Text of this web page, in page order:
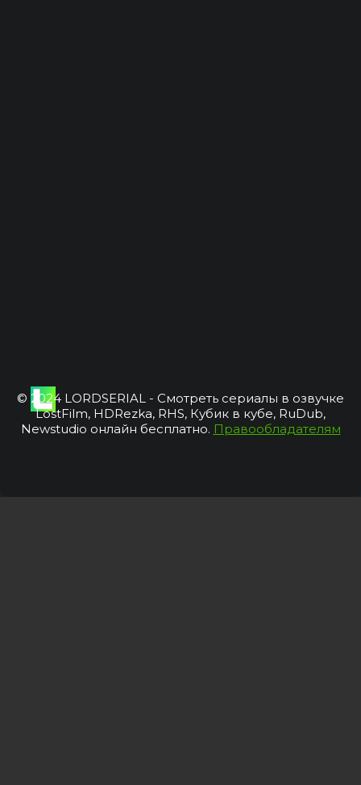
© 2024 LORDSERIAL - Смотреть сериалы в озвучке
LostFilm, HDRezka, RHS, Кубик в кубе, RuDub,
Newstudio онлайн бесплатно. Правообладателям